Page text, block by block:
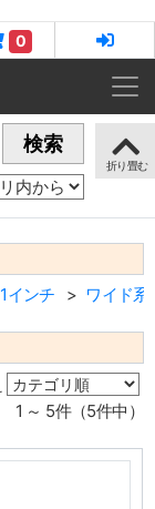
0
検索
1インチ ワイド系
1 ～ 5件（5件中）